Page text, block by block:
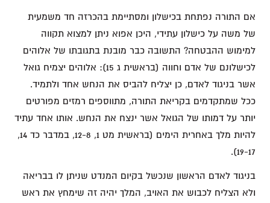
אם התורה נפתחת בכישלון ומסתיימת בהכרזה חד משמעית
של משה על כישלון עתידי, היכן אפוא ניתן למצוא תקווה
למימוש ההבטחה? התשובה כבר מובנת בתגובתו של אלוהים
לכישלונם של אדם וחווה (בראשית ג 15): אלוהים יצמיח גואל
אשר בניגוד לאדם, כן יצליח להביס את הנחש אחד ולתמיד.
ככל שמתקדמים בקריאת התורה, מתווספים רמזים מפורטים
יותר על דמותו של הגואל אשר ינצח את הנחש. אותו אחד עתיד
להיות מלך באחרית הימים (בראשית מט 1, 12-8, במדבר כד 14,
19-17).
בניגוד לאדם הראשון שנכשל בקיום המנדט שניתן לו בבריאה
ולא הצליח לכבוש את האויב, המלך יהיה זה שימחץ את ראש